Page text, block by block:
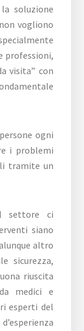
soluzione
vogliono
professioni,
visita” con
ogni
i problemi
tramite un
settore ci
siano
altro
sicurezza,
riuscita
medici e
esperti del